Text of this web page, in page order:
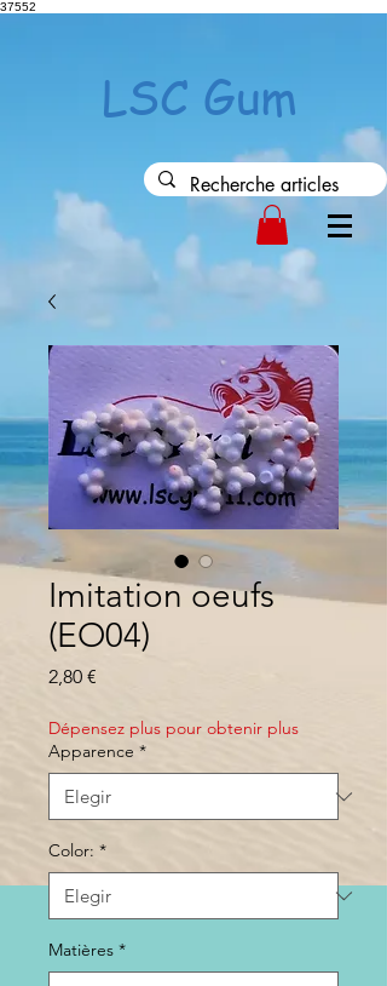
37552
LSC Gum
Imitation oeufs
(EO04)
2,80 €
Dépensez plus pour obtenir plus
Apparence *
Color: *
Matières *